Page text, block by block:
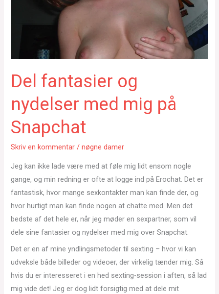
Del fantasier og
nydelser med mig på
Snapchat
Skriv en kommentar /nøgne damer
Jeg kan ikke lade være med at føle mig lidt ensom nogle
gange, og min redning er ofte at logge ind på Erochat. Det er
fantastisk, hvor mange sexkontakter man kan finde der, og
hvor hurtigt man kan finde nogen at chatte med. Men det
bedste af det hele er, når jeg møder en sexpartner, som vil
dele sine fantasier og nydelser med mig over Snapchat.
Det er en af mine yndlingsmetoder til sexting – hvor vi kan
udveksle både billeder og videoer, der virkelig tænder mig. Så
hvis du er interesseret i en hed sexting-session i aften, så lad
mig vide det! Jeg er dog lidt forsigtig med at dele mit